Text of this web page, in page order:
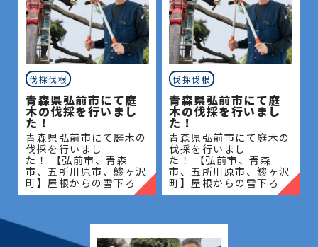
伐採伐根
青森県弘前市にて庭
木の伐採を行いまし
た！
青森県弘前市にて庭木の
伐採を行いまし
た！ 【弘前市、青森
市、五所川原市、鯵ヶ沢
町】屋根からの雪下ろ
し・除雪・排雪などの作
定・草刈りなどのお庭の
こと、造園・
伐採伐根
青森県弘前市にて庭
木の伐採を行いまし
た！
青森県弘前市にて庭木の
伐採を行いまし
た！ 【弘前市、青森
市、五所川原市、鯵ヶ沢
町】屋根からの雪下ろ
し・除雪・排雪などの作
定・草刈りなどのお庭の
こと、造園・